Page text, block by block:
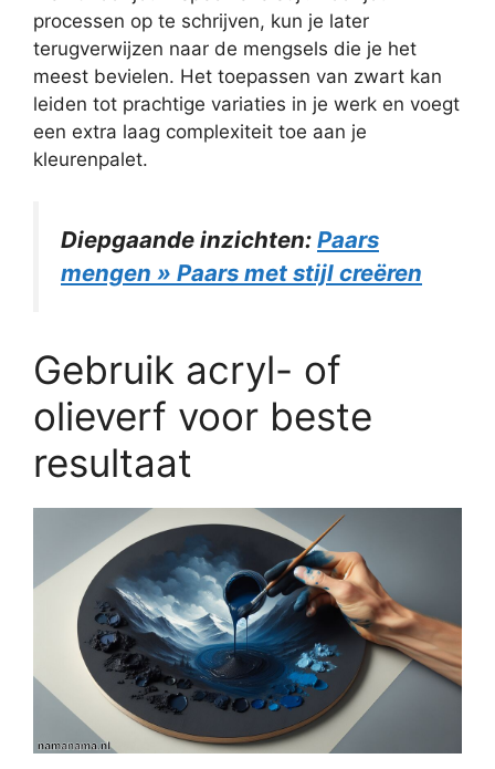
processen op te schrijven, kun je later
terugverwijzen naar de mengsels die je het
meest bevielen. Het toepassen van zwart kan
leiden tot prachtige variaties in je werk en voegt
een extra laag complexiteit toe aan je
kleurenpalet.
Diepgaande inzichten: Paars
mengen » Paars met stijl creëren
Gebruik acryl- of
olieverf voor beste
resultaat